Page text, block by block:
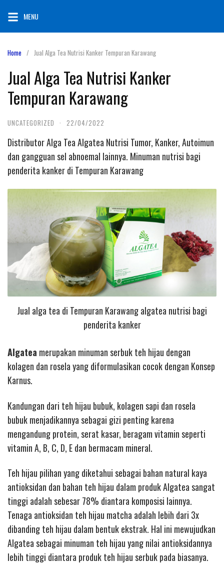
content
MENU
Home Jual Alga Tea Nutrisi Kanker Tempuran Karawang
Jual Alga Tea Nutrisi Kanker
Tempuran Karawang
UNCATEGORIZED · 22/04/2022
Distributor Alga Tea Algatea Nutrisi Tumor, Kanker, Autoimun
dan gangguan sel abnoemal lainnya. Minuman nutrisi bagi
penderita kanker di Tempuran Karawang
Jual alga tea di Tempuran Karawang algatea nutrisi bagi
penderita kanker
Algatea merupakan minuman serbuk teh hijau dengan
kolagen dan rosela yang diformulasikan cocok dengan Konsep
Karnus.
Kandungan dari teh hijau bubuk, kolagen sapi dan rosela
bubuk menjadikannya sebagai gizi penting karena
mengandung protein, serat kasar, beragam vitamin seperti
vitamin A, B, C, D, E dan bermacam mineral.
Teh hijau pilihan yang diketahui sebagai bahan natural kaya
antioksidan dan bahan teh hijau dalam produk Algatea sangat
tinggi adalah sebesar 78% diantara komposisi lainnya.
Tenaga antioksidan teh hijau matcha adalah lebih dari 3x
dibanding teh hijau dalam bentuk ekstrak. Hal ini mewujudkan
Algatea sebagai minuman teh hijau yang nilai antioksidannya
lebih tinggi diantara produk teh hijau serbuk pada biasanya.